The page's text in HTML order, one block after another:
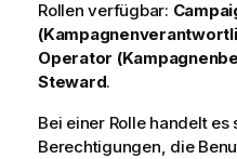
Rollen verfügbar:
Operator
Steward.
Bei einer Rolle handelt
Berechtigungen, die